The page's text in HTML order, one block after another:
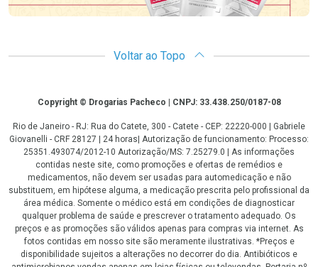
Voltar ao Topo
CopyrightCopyright © Drogarias Pacheco | CNPJ: 33.438.250/0187-08
Rio de Janeiro - RJ: Rua do Catete, 300 - Catete - CEP: 22220-000 | Gabriele
Giovanelli - CRF 28127 | 24 horas| Autorização de funcionamento: Processo:
25351.493074/2012-10 Autorização/MS: 7.25279.0 | As informações
contidas neste site, como promoções e ofertas de remédios e
medicamentos, não devem ser usadas para automedicação e não
substituem, em hipótese alguma, a medicação prescrita pelo profissional da
área médica. Somente o médico está em condições de diagnosticar
qualquer problema de saúde e prescrever o tratamento adequado. Os
preços e as promoções são válidos apenas para compras via internet. As
fotos contidas em nosso site são meramente ilustrativas. *Preços e
disponibilidade sujeitos a alterações no decorrer do dia. Antibióticos e